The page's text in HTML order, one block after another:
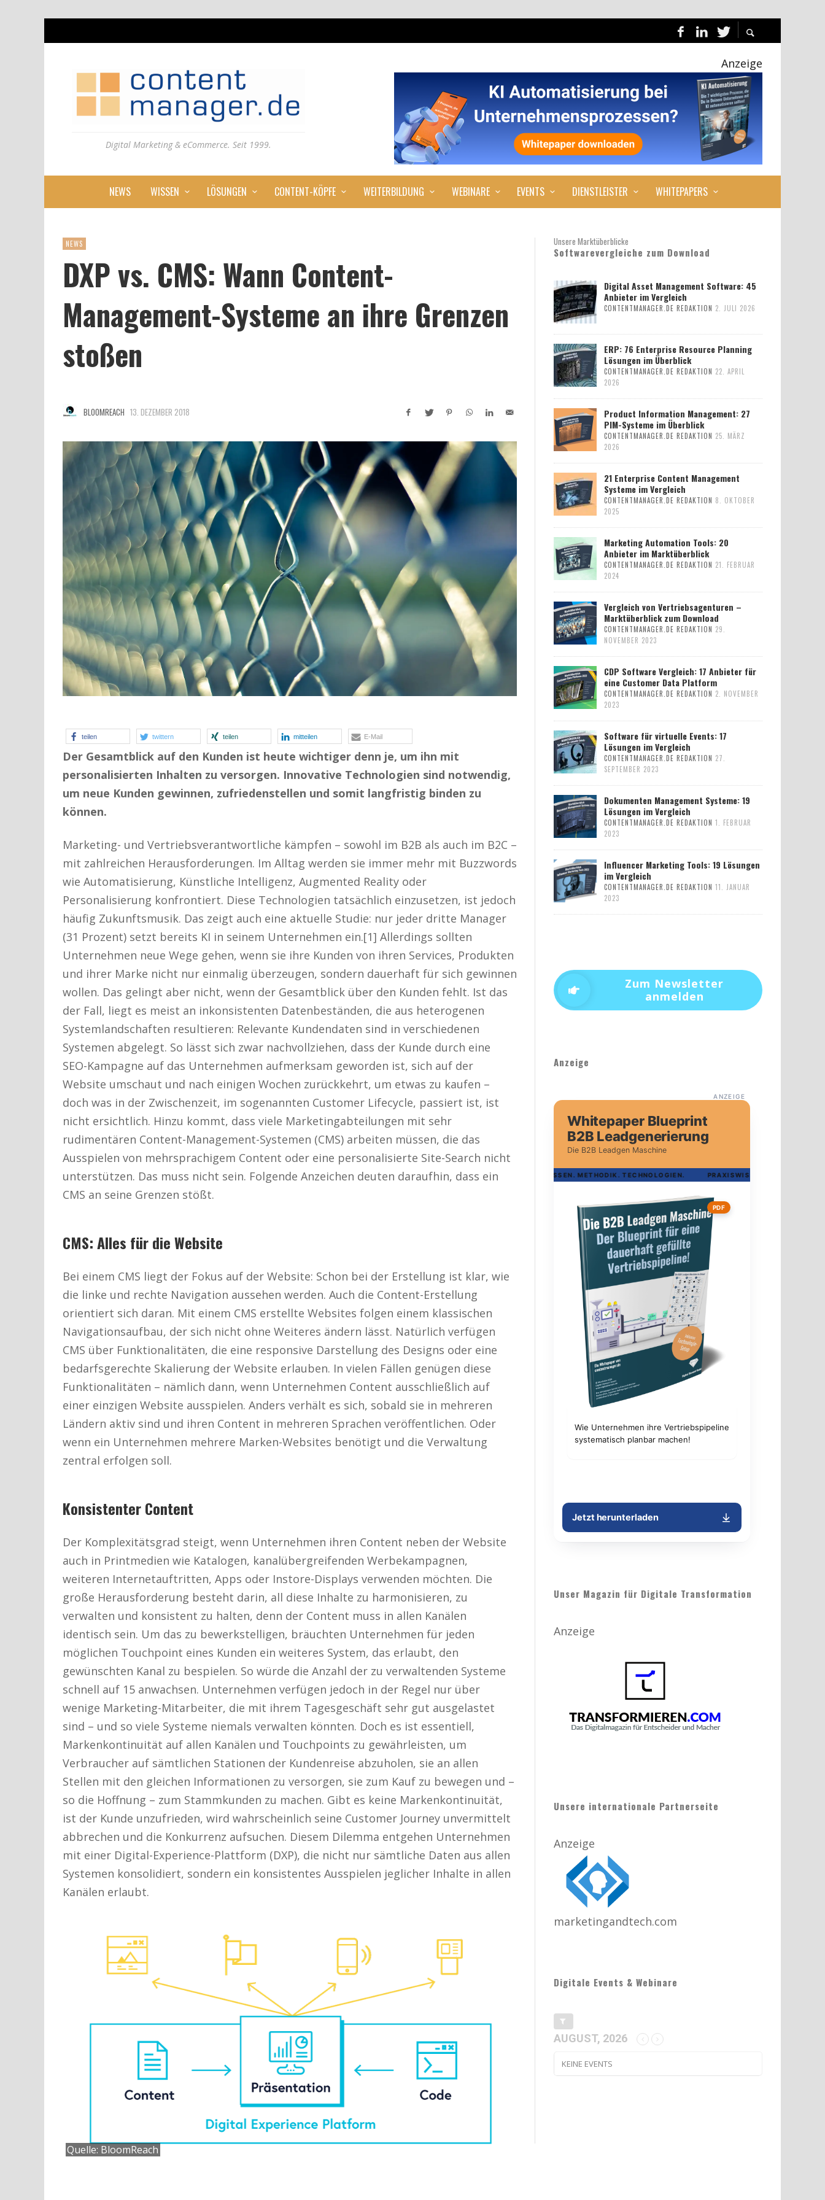
Digital Marketing & eCommerce. Seit 1999.
Anzeige
NEWS WISSEN LÖSUNGEN CONTENT-KÖPFE WEITERBILDUNG WEBINARE EVENTS DIENSTLEISTER WHITEPAPERS
NEWS
DXP vs. CMS: Wann Content-
Management-Systeme an ihre Grenzen
stoßen
BLOOMREACH 13. DEZEMBER 2018
teilen twittern teilen mitteilen E-Mail
Der Gesamtblick auf den Kunden ist heute wichtiger denn je, um ihn mit
personalisierten Inhalten zu versorgen. Innovative Technologien sind notwendig,
um neue Kunden gewinnen, zufriedenstellen und somit langfristig binden zu
können.
Marketing- und Vertriebsverantwortliche kämpfen – sowohl im B2B als auch im B2C –
mit zahlreichen Herausforderungen. Im Alltag werden sie immer mehr mit Buzzwords
wie Automatisierung, Künstliche Intelligenz, Augmented Reality oder
Personalisierung konfrontiert. Diese Technologien tatsächlich einzusetzen, ist jedoch
häufig Zukunftsmusik. Das zeigt auch eine aktuelle Studie: nur jeder dritte Manager
(31 Prozent) setzt bereits KI in seinem Unternehmen ein.[1] Allerdings sollten
Unternehmen neue Wege gehen, wenn sie ihre Kunden von ihren Services, Produkten
und ihrer Marke nicht nur einmalig überzeugen, sondern dauerhaft für sich gewinnen
wollen. Das gelingt aber nicht, wenn der Gesamtblick über den Kunden fehlt. Ist das
der Fall, liegt es meist an inkonsistenten Datenbeständen, die aus heterogenen
Systemlandschaften resultieren: Relevante Kundendaten sind in verschiedenen
Systemen abgelegt. So lässt sich zwar nachvollziehen, dass der Kunde durch eine
SEO-Kampagne auf das Unternehmen aufmerksam geworden ist, sich auf der
Website umschaut und nach einigen Wochen zurückkehrt, um etwas zu kaufen –
doch was in der Zwischenzeit, im sogenannten Customer Lifecycle, passiert ist, ist
nicht ersichtlich. Hinzu kommt, dass viele Marketingabteilungen mit sehr
rudimentären Content-Management-Systemen (CMS) arbeiten müssen, die das
Ausspielen von mehrsprachigem Content oder eine personalisierte Site-Search nicht
unterstützen. Das muss nicht sein. Folgende Anzeichen deuten daraufhin, dass ein
CMS an seine Grenzen stößt.
CMS: Alles für die Website
Bei einem CMS liegt der Fokus auf der Website: Schon bei der Erstellung ist klar, wie
die linke und rechte Navigation aussehen werden. Auch die Content-Erstellung
orientiert sich daran. Mit einem CMS erstellte Websites folgen einem klassischen
Navigationsaufbau, der sich nicht ohne Weiteres ändern lässt. Natürlich verfügen
CMS über Funktionalitäten, die eine responsive Darstellung des Designs oder eine
bedarfsgerechte Skalierung der Website erlauben. In vielen Fällen genügen diese
Funktionalitäten – nämlich dann, wenn Unternehmen Content ausschließlich auf
einer einzigen Website ausspielen. Anders verhält es sich, sobald sie in mehreren
Ländern aktiv sind und ihren Content in mehreren Sprachen veröffentlichen. Oder
wenn ein Unternehmen mehrere Marken-Websites benötigt und die Verwaltung
zentral erfolgen soll.
Konsistenter Content
Der Komplexitätsgrad steigt, wenn Unternehmen ihren Content neben der Website
auch in Printmedien wie Katalogen, kanalübergreifenden Werbekampagnen,
weiteren Internetauftritten, Apps oder Instore-Displays verwenden möchten. Die
große Herausforderung besteht darin, all diese Inhalte zu harmonisieren, zu
verwalten und konsistent zu halten, denn der Content muss in allen Kanälen
identisch sein. Um das zu bewerkstelligen, bräuchten Unternehmen für jeden
möglichen Touchpoint eines Kunden ein weiteres System, das erlaubt, den
gewünschten Kanal zu bespielen. So würde die Anzahl der zu verwaltenden Systeme
schnell auf 15 anwachsen. Unternehmen verfügen jedoch in der Regel nur über
wenige Marketing-Mitarbeiter, die mit ihrem Tagesgeschäft sehr gut ausgelastet
sind – und so viele Systeme niemals verwalten könnten. Doch es ist essentiell,
Markenkontinuität auf allen Kanälen und Touchpoints zu gewährleisten, um
Verbraucher auf sämtlichen Stationen der Kundenreise abzuholen, sie an allen
Stellen mit den gleichen Informationen zu versorgen, sie zum Kauf zu bewegen und –
so die Hoffnung – zum Stammkunden zu machen. Gibt es keine Markenkontinuität,
ist der Kunde unzufrieden, wird wahrscheinlich seine Customer Journey unvermittelt
abbrechen und die Konkurrenz aufsuchen. Diesem Dilemma entgehen Unternehmen
mit einer Digital-Experience-Plattform (DXP), die nicht nur sämtliche Daten aus allen
Systemen konsolidiert, sondern ein konsistentes Ausspielen jeglicher Inhalte in allen
Kanälen erlaubt.
Quelle: BloomReach
Unsere Marktüberblicke
Softwarevergleiche zum Download
Digital Asset Management Software: 45
Anbieter im Vergleich
CONTENTMANAGER.DE REDAKTION 2. JULI 2026
ERP: 76 Enterprise Resource Planning
Lösungen im Überblick
CONTENTMANAGER.DE REDAKTION 22. APRIL
2026
Product Information Management: 27
PIM-Systeme im Überblick
CONTENTMANAGER.DE REDAKTION 25. MÄRZ
2026
21 Enterprise Content Management
Systeme im Vergleich
CONTENTMANAGER.DE REDAKTION 8. OKTOBER
2025
Marketing Automation Tools: 20
Anbieter im Marktüberblick
CONTENTMANAGER.DE REDAKTION 21. FEBRUAR
2024
Vergleich von Vertriebsagenturen –
Marktüberblick zum Download
CONTENTMANAGER.DE REDAKTION 29.
NOVEMBER 2023
CDP Software Vergleich: 17 Anbieter für
eine Customer Data Platform
CONTENTMANAGER.DE REDAKTION 2. NOVEMBER
2023
Software für virtuelle Events: 17
Lösungen im Vergleich
CONTENTMANAGER.DE REDAKTION 27.
SEPTEMBER 2023
Dokumenten Management Systeme: 19
Lösungen im Vergleich
CONTENTMANAGER.DE REDAKTION 1. FEBRUAR
2023
Influencer Marketing Tools: 19 Lösungen
im Vergleich
CONTENTMANAGER.DE REDAKTION 11. JANUAR
2023
Zum Newsletter
anmelden
Anzeige
Unser Magazin für Digitale Transformation
Anzeige
Unsere internationale Partnerseite
Anzeige
marketingandtech.com
Digitale Events & Webinare
AUGUST, 2026
KEINE EVENTS